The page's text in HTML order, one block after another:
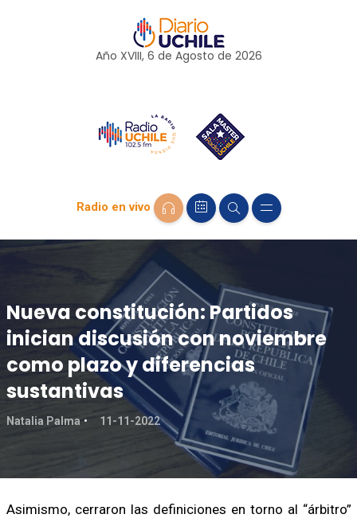
Año XVIII, 6 de Agosto de 2026
Radio en vivo
Nueva constitución: Partidos
inician discusión con noviembre
como plazo y diferencias
sustantivas
Natalia Palma 11-11-2022
Asimismo, cerraron las definiciones en torno al “árbitro”